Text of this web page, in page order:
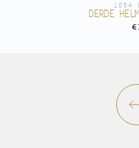
1054
DERDE
€